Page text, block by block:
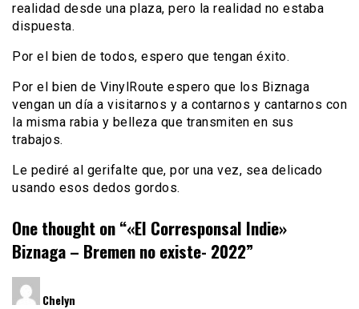
realidad desde una plaza, pero la realidad no estaba
dispuesta.
Por el bien de todos, espero que tengan éxito.
Por el bien de VinylRoute espero que los Biznaga
vengan un día a visitarnos y a contarnos y cantarnos con
la misma rabia y belleza que transmiten en sus
trabajos.
Le pediré al gerifalte que, por una vez, sea delicado
usando esos dedos gordos.
One thought on “«El Corresponsal Indie»
Biznaga – Bremen no existe- 2022”
Chelyn